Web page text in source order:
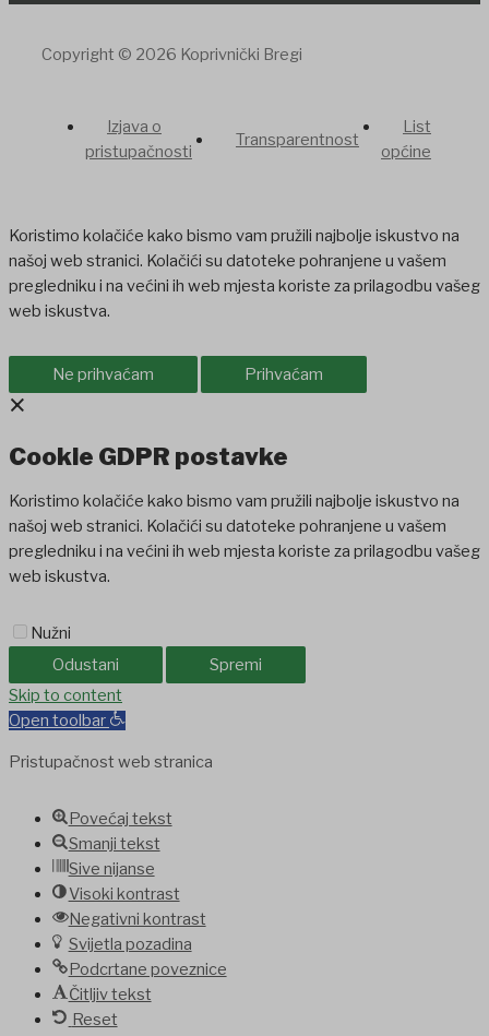
Copyright © 2026 Koprivnički Bregi
Izjava o
pristupačnosti
Transparentnost
List
općine
Koristimo kolačiće kako bismo vam pružili najbolje iskustvo na
našoj web stranici. Kolačići su datoteke pohranjene u vašem
pregledniku i na većini ih web mjesta koriste za prilagodbu vašeg
web iskustva.
Ne prihvaćam Prihvaćam
×
Cookie GDPR postavke
Koristimo kolačiće kako bismo vam pružili najbolje iskustvo na
našoj web stranici. Kolačići su datoteke pohranjene u vašem
pregledniku i na većini ih web mjesta koriste za prilagodbu vašeg
web iskustva.
Nužni
Odustani
Spremi
Skip to content
Open toolbar
Pristupačnost web stranica
Povećaj tekst
Smanji tekst
Sive nijanse
Visoki kontrast
Negativni kontrast
Svijetla pozadina
Podcrtane poveznice
Čitljiv tekst
Reset